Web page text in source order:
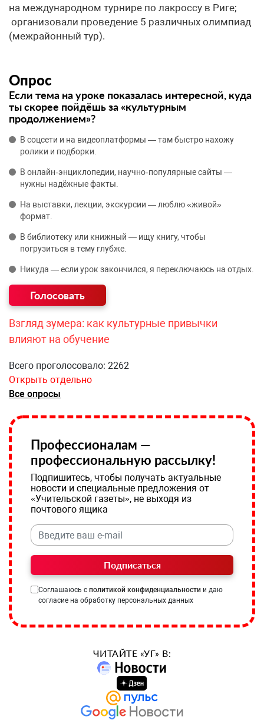
на международном турнире по лакроссу в Риге;
организовали проведение 5 различных олимпиад
(межрайонный тур).
Опрос
Если тема на уроке показалась интересной, куда
ты скорее пойдёшь за «культурным
продолжением»?
В соцсети и на видеоплатформы — там быстро нахожу
ролики и подборки.
В онлайн‑энциклопедии, научно‑популярные сайты —
нужны надёжные факты.
На выставки, лекции, экскурсии — люблю «живой»
формат.
В библиотеку или книжный — ищу книгу, чтобы
погрузиться в тему глубже.
Никуда — если урок закончился, я переключаюсь на отдых.
Взгляд зумера: как культурные привычки
влияют на обучение
Всего проголосовало: 2262
Открыть отдельно
Все опросы
Профессионалам —
профессиональную рассылку!
Подпишитесь, чтобы получать актуальные
новости и специальные предложения от
«Учительской газеты», не выходя из
почтового ящика
Подписаться
Соглашаюсь с политикой конфиденциальности и даю
согласие на обработку персональных данных
ЧИТАЙТЕ «УГ» В: